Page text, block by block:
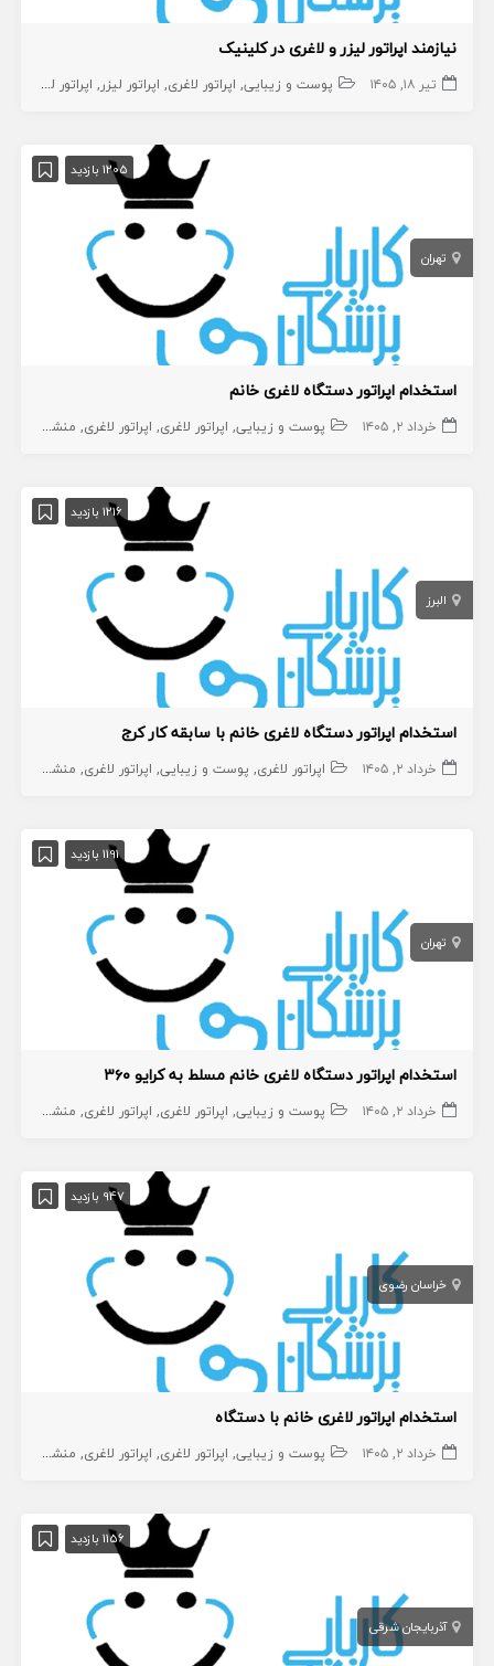
نیازمند اپراتور لیزر و لاغری در کلینیک
تیر ۱۸, ۱۴۰۵ پوست و زیبایی اپراتور لاغری اپراتور لیزر اپراتور لیزر
1205 بازدید
تهران
استخدام اپراتور دستگاه لاغری خانم
خرداد ۲, ۱۴۰۵ پوست و زیبایی اپراتور لاغری اپراتور لاغری منشی،اپراتور،دستیار
1216 بازدید
البرز
استخدام اپراتور دستگاه لاغری خانم با سابقه کار کرج
خرداد ۲, ۱۴۰۵ اپراتور لاغری پوست و زیبایی اپراتور لاغری منشی،اپراتور،دستیار
1191 بازدید
تهران
استخدام اپراتور دستگاه لاغری خانم مسلط به کرایو ۳۶۰
خرداد ۲, ۱۴۰۵ پوست و زیبایی اپراتور لاغری اپراتور لاغری منشی،اپراتور،دستیار
947 بازدید
خراسان رضوی
استخدام اپراتور لاغری خانم با دستگاه
خرداد ۲, ۱۴۰۵ پوست و زیبایی اپراتور لاغری اپراتور لاغری منشی،اپراتور،دستیار
1156 بازدید
آذربایجان شرقی